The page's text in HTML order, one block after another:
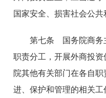
国家安全、损害社会公共
第七条 国务院商务
职责分工，开展外商投
院其他有关部门在各自
进、保护和管理的相关工